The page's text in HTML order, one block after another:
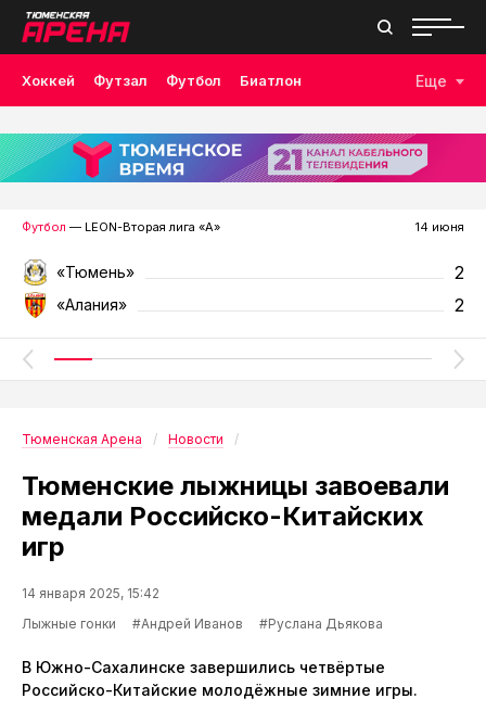
Хоккей Футзал Футбол Биатлон
Лыжные гонки Волейбол Плавание Дзюдо
Скалолазание Велоспорт Бокс
Еще
Футбол — LEON-Вторая лига «А» 14 июня
«Тюмень» 2
«Алания» 2
Тюменская Арена Новости
Тюменские лыжницы завоевали
медали Российско-Китайских
игр
14 января 2025, 15:42
Лыжные гонки
#Андрей Иванов #Руслана Дьякова
В Южно-Сахалинске завершились четвёртые
Российско-Китайские молодёжные зимние игры.